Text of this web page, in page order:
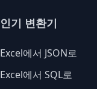
인기 변환기
Excel에서 JSON로
Excel에서 SQL로